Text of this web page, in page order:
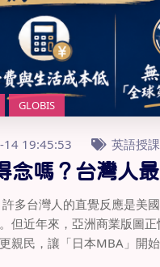
GLOBIS
19:45:53 英語授課
念嗎？台灣人
多台灣人的直覺反應是美
但近年來，亞洲商業版圖
親民，讓「日本MBA」開